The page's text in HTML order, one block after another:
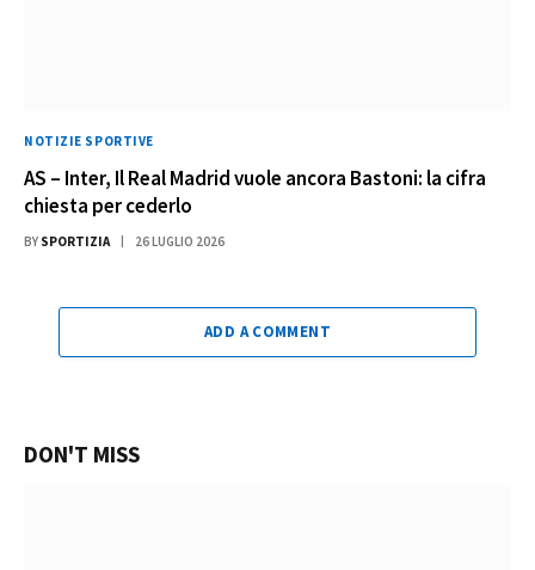
NOTIZIE SPORTIVE
AS – Inter, Il Real Madrid vuole ancora Bastoni: la cifra
chiesta per cederlo
BY SPORTIZIA 26 LUGLIO 2026
ADD A COMMENT
DON'T MISS